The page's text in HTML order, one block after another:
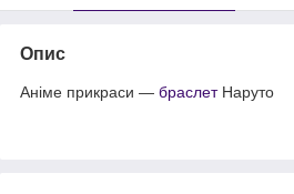
Опис
Аніме прикраси — браслетНаруто